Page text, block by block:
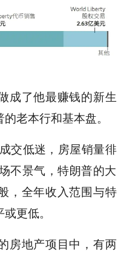
成了他最赚钱的新生
老本行和基本盘。
交低迷，房屋销量徘
不景气，特朗普的大
，全年收入范围与特
更低。
房地产项目中，有两